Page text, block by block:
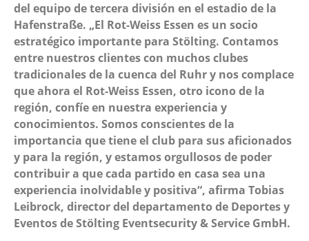
del equipo de tercera división en el estadio de la
Hafenstraße. „El Rot-Weiss Essen es un socio
estratégico importante para Stölting. Contamos
entre nuestros clientes con muchos clubes
tradicionales de la cuenca del Ruhr y nos complace
que ahora el Rot-Weiss Essen, otro icono de la
región, confíe en nuestra experiencia y
conocimientos. Somos conscientes de la
importancia que tiene el club para sus aficionados
y para la región, y estamos orgullosos de poder
contribuir a que cada partido en casa sea una
experiencia inolvidable y positiva“, afirma Tobias
Leibrock, director del departamento de Deportes y
Eventos de Stölting Eventsecurity & Service GmbH.